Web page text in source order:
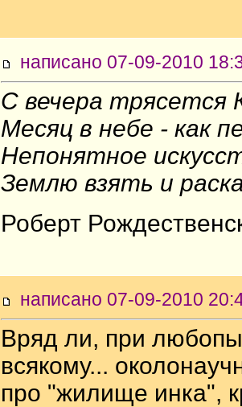
написано 07-09-2010
С вечера трясется
Месяц в небе - как
Непонятное
Землю взять и
Роберт
написано 07-09-2010
Вряд ли, при
всякому...
про "жилище инка",